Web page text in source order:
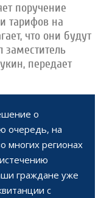
поручение
тарифов на
что они будут
передает
о
очередь, на
многих регионах
граждане уже
с